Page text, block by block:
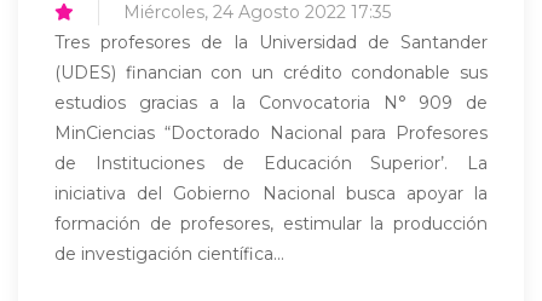
Miércoles, 24 Agosto 2022 17:35
Tres profesores de la Universidad de Santander
(UDES) financian con un crédito condonable sus
estudios gracias a la Convocatoria N° 909 de
MinCiencias “Doctorado Nacional para Profesores
de Instituciones de Educación Superior’. La
iniciativa del Gobierno Nacional busca apoyar la
formación de profesores, estimular la producción
de investigación científica...